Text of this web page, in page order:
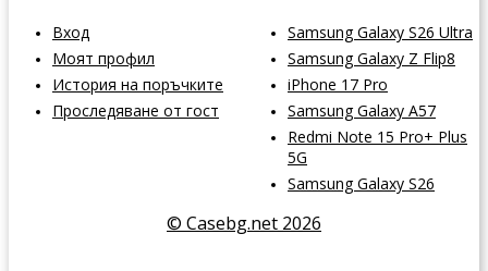
Вход
Моят профил
История на поръчките
Проследяване от гост
Samsung Galaxy S26 Ultra
Samsung Galaxy Z Flip8
iPhone 17 Pro
Samsung Galaxy A57
Redmi Note 15 Pro+ Plus
5G
Samsung Galaxy S26
© Casebg.net 2026